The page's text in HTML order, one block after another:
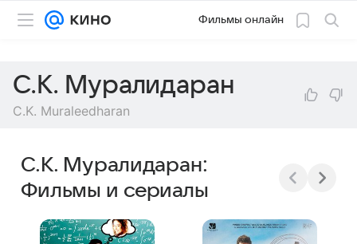
Фильмы онлайн
С.К. Муралидаран
C.K. Muraleedharan
С.К. Муралидаран:
Фильмы и сериалы